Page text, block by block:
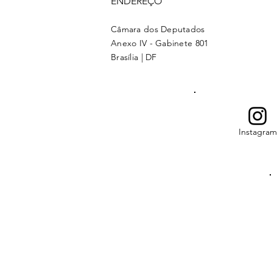
Câmara dos Deputados
Anexo IV - Gabinete 801
Brasília | DF
Instagram